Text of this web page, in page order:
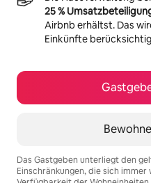
25 %
Airbnb erhältst. Das
Einkünfte
Das Gastgeben unterliegt den
Einschränkungen, die sich